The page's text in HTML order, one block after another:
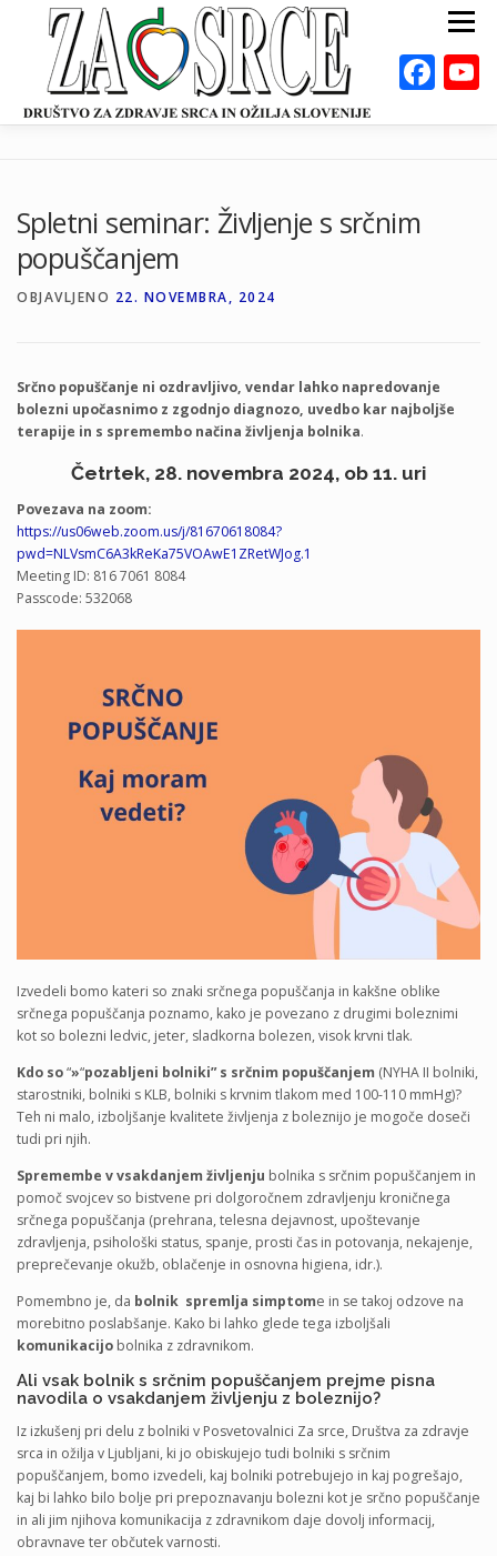
Preskoči
Meni
DEJAVNOSTI ODKLOP-I VAROVALNA ŽIVILA
O NAS DOGODKI
Spletni seminar: Življenje s srčnim
popuščanjem
OBJAVLJENO 22. NOVEMBRA, 2024
Srčno popuščanje ni ozdravljivo, vendar lahko napredovanje
bolezni upočasnimo z zgodnjo diagnozo, uvedbo kar najboljše
terapije in s spremembo načina življenja bolnika.
Četrtek, 28. novembra 2024, ob 11. uri
Povezava na zoom:
https://us06web.zoom.us/j/81670618084?
pwd=NLVsmC6A3kReKa75VOAwE1ZRetWJog.1
Meeting ID: 816 7061 8084
Passcode: 532068
Izvedeli bomo kateri so znaki srčnega popuščanja in kakšne oblike
srčnega popuščanja poznamo, kako je povezano z drugimi boleznimi
kot so bolezni ledvic, jeter, sladkorna bolezen, visok krvni tlak.
Kdo so“»“pozabljeni bolniki” s srčnim popuščanjem (NYHA II bolniki,
starostniki, bolniki s KLB, bolniki s krvnim tlakom med 100-110 mmHg)?
Teh ni malo, izboljšanje kvalitete življenja z boleznijo je mogoče doseči
tudi pri njih.
Spremembe v vsakdanjem življenju bolnika s srčnim popuščanjem in
pomoč svojcev so bistvene pri dolgoročnem zdravljenju kroničnega
srčnega popuščanja (prehrana, telesna dejavnost, upoštevanje
zdravljenja, psihološki status, spanje, prosti čas in potovanja, nekajenje,
preprečevanje okužb, oblačenje in osnovna higiena, idr.).
Pomembno je, da bolnik spremlja simptome in se takoj odzove na
morebitno poslabšanje. Kako bi lahko glede tega izboljšali
komunikacijo bolnika z zdravnikom.
Ali vsak bolnik s srčnim popuščanjem prejme pisna
navodila o vsakdanjem življenju z boleznijo?
Iz izkušenj pri delu z bolniki v Posvetovalnici Za srce, Društva za zdravje
srca in ožilja v Ljubljani, ki jo obiskujejo tudi bolniki s srčnim
popuščanjem, bomo izvedeli, kaj bolniki potrebujejo in kaj pogrešajo,
kaj bi lahko bilo bolje pri prepoznavanju bolezni kot je srčno popuščanje
in ali jim njihova komunikacija z zdravnikom daje dovolj informacij,
obravnave ter občutek varnosti.